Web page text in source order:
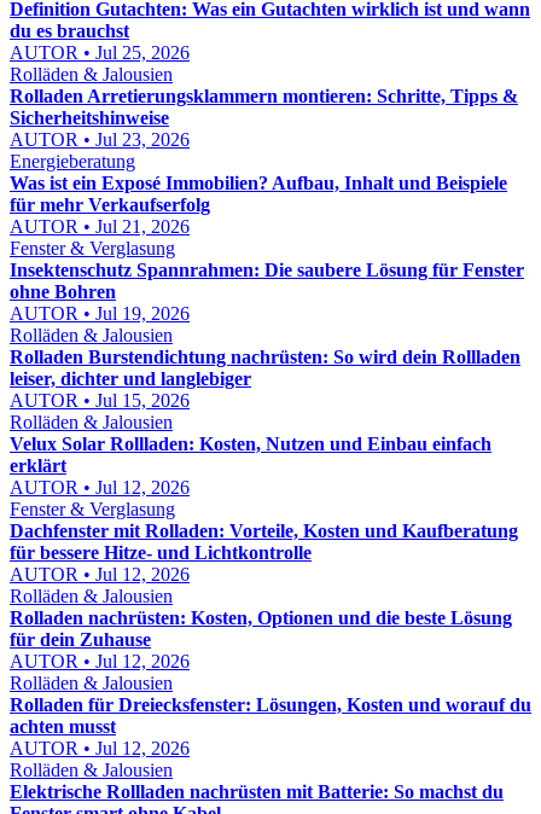
Definition Gutachten: Was ein Gutachten wirklich ist und wann
du es brauchst
AUTOR • Jul 25, 2026
Rolläden & Jalousien
Rolladen Arretierungsklammern montieren: Schritte, Tipps &
Sicherheitshinweise
AUTOR • Jul 23, 2026
Energieberatung
Was ist ein Exposé Immobilien? Aufbau, Inhalt und Beispiele
für mehr Verkaufserfolg
AUTOR • Jul 21, 2026
Fenster & Verglasung
Insektenschutz Spannrahmen: Die saubere Lösung für Fenster
ohne Bohren
AUTOR • Jul 19, 2026
Rolläden & Jalousien
Rolladen Burstendichtung nachrüsten: So wird dein Rollladen
leiser, dichter und langlebiger
AUTOR • Jul 15, 2026
Rolläden & Jalousien
Velux Solar Rollladen: Kosten, Nutzen und Einbau einfach
erklärt
AUTOR • Jul 12, 2026
Fenster & Verglasung
Dachfenster mit Rolladen: Vorteile, Kosten und Kaufberatung
für bessere Hitze- und Lichtkontrolle
AUTOR • Jul 12, 2026
Rolläden & Jalousien
Rolladen nachrüsten: Kosten, Optionen und die beste Lösung
für dein Zuhause
AUTOR • Jul 12, 2026
Rolläden & Jalousien
Rolladen für Dreiecksfenster: Lösungen, Kosten und worauf du
achten musst
AUTOR • Jul 12, 2026
Rolläden & Jalousien
Elektrische Rollladen nachrüsten mit Batterie: So machst du